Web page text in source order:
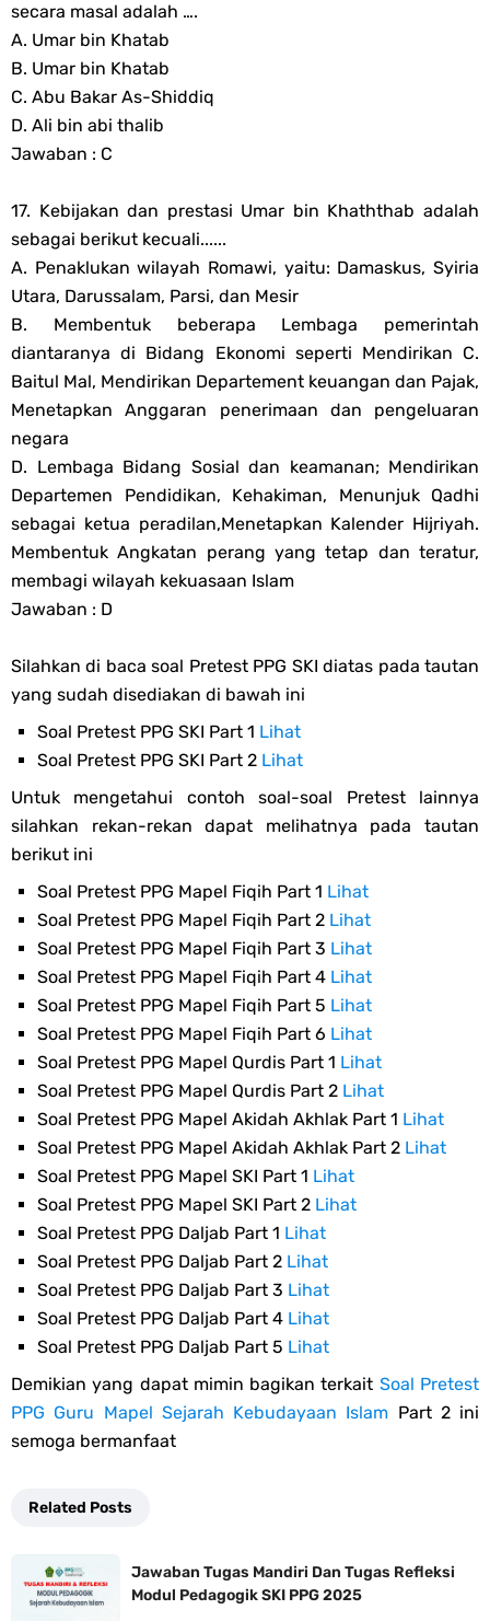
secara masal adalah ….
A. Umar bin Khatab
B. Umar bin Khatab
C. Abu Bakar As-Shiddiq
D. Ali bin abi thalib
Jawaban : C
17. Kebijakan dan prestasi Umar bin Khaththab adalah
sebagai berikut kecuali......
A. Penaklukan wilayah Romawi, yaitu: Damaskus, Syiria
Utara, Darussalam, Parsi, dan Mesir
B. Membentuk beberapa Lembaga pemerintah
diantaranya di Bidang Ekonomi seperti Mendirikan C.
Baitul Mal, Mendirikan Departement keuangan dan Pajak,
Menetapkan Anggaran penerimaan dan pengeluaran
negara
D. Lembaga Bidang Sosial dan keamanan; Mendirikan
Departemen Pendidikan, Kehakiman, Menunjuk Qadhi
sebagai ketua peradilan,Menetapkan Kalender Hijriyah.
Membentuk Angkatan perang yang tetap dan teratur,
membagi wilayah kekuasaan Islam
Jawaban : D
Silahkan di baca soal Pretest PPG SKI diatas pada tautan
yang sudah disediakan di bawah ini
Soal Pretest PPG SKI Part 1 Lihat
Soal Pretest PPG SKI Part 2 Lihat
Untuk mengetahui contoh soal-soal Pretest lainnya
silahkan rekan-rekan dapat melihatnya pada tautan
berikut ini
Soal Pretest PPG Mapel Fiqih Part 1 Lihat
Soal Pretest PPG Mapel Fiqih Part 2 Lihat
Soal Pretest PPG Mapel Fiqih Part 3 Lihat
Soal Pretest PPG Mapel Fiqih Part 4 Lihat
Soal Pretest PPG Mapel Fiqih Part 5 Lihat
Soal Pretest PPG Mapel Fiqih Part 6 Lihat
Soal Pretest PPG Mapel Qurdis Part 1 Lihat
Soal Pretest PPG Mapel Qurdis Part 2 Lihat
Soal Pretest PPG Mapel Akidah Akhlak Part 1 Lihat
Soal Pretest PPG Mapel Akidah Akhlak Part 2 Lihat
Soal Pretest PPG Mapel SKI Part 1 Lihat
Soal Pretest PPG Mapel SKI Part 2 Lihat
Soal Pretest PPG Daljab Part 1 Lihat
Soal Pretest PPG Daljab Part 2 Lihat
Soal Pretest PPG Daljab Part 3 Lihat
Soal Pretest PPG Daljab Part 4 Lihat
Soal Pretest PPG Daljab Part 5 Lihat
Demikian yang dapat mimin bagikan terkait Soal Pretest
PPG Guru Mapel Sejarah Kebudayaan Islam Part 2 ini
semoga bermanfaat
Related Posts
Jawaban Tugas Mandiri Dan Tugas Refleksi
Modul Pedagogik SKI PPG 2025